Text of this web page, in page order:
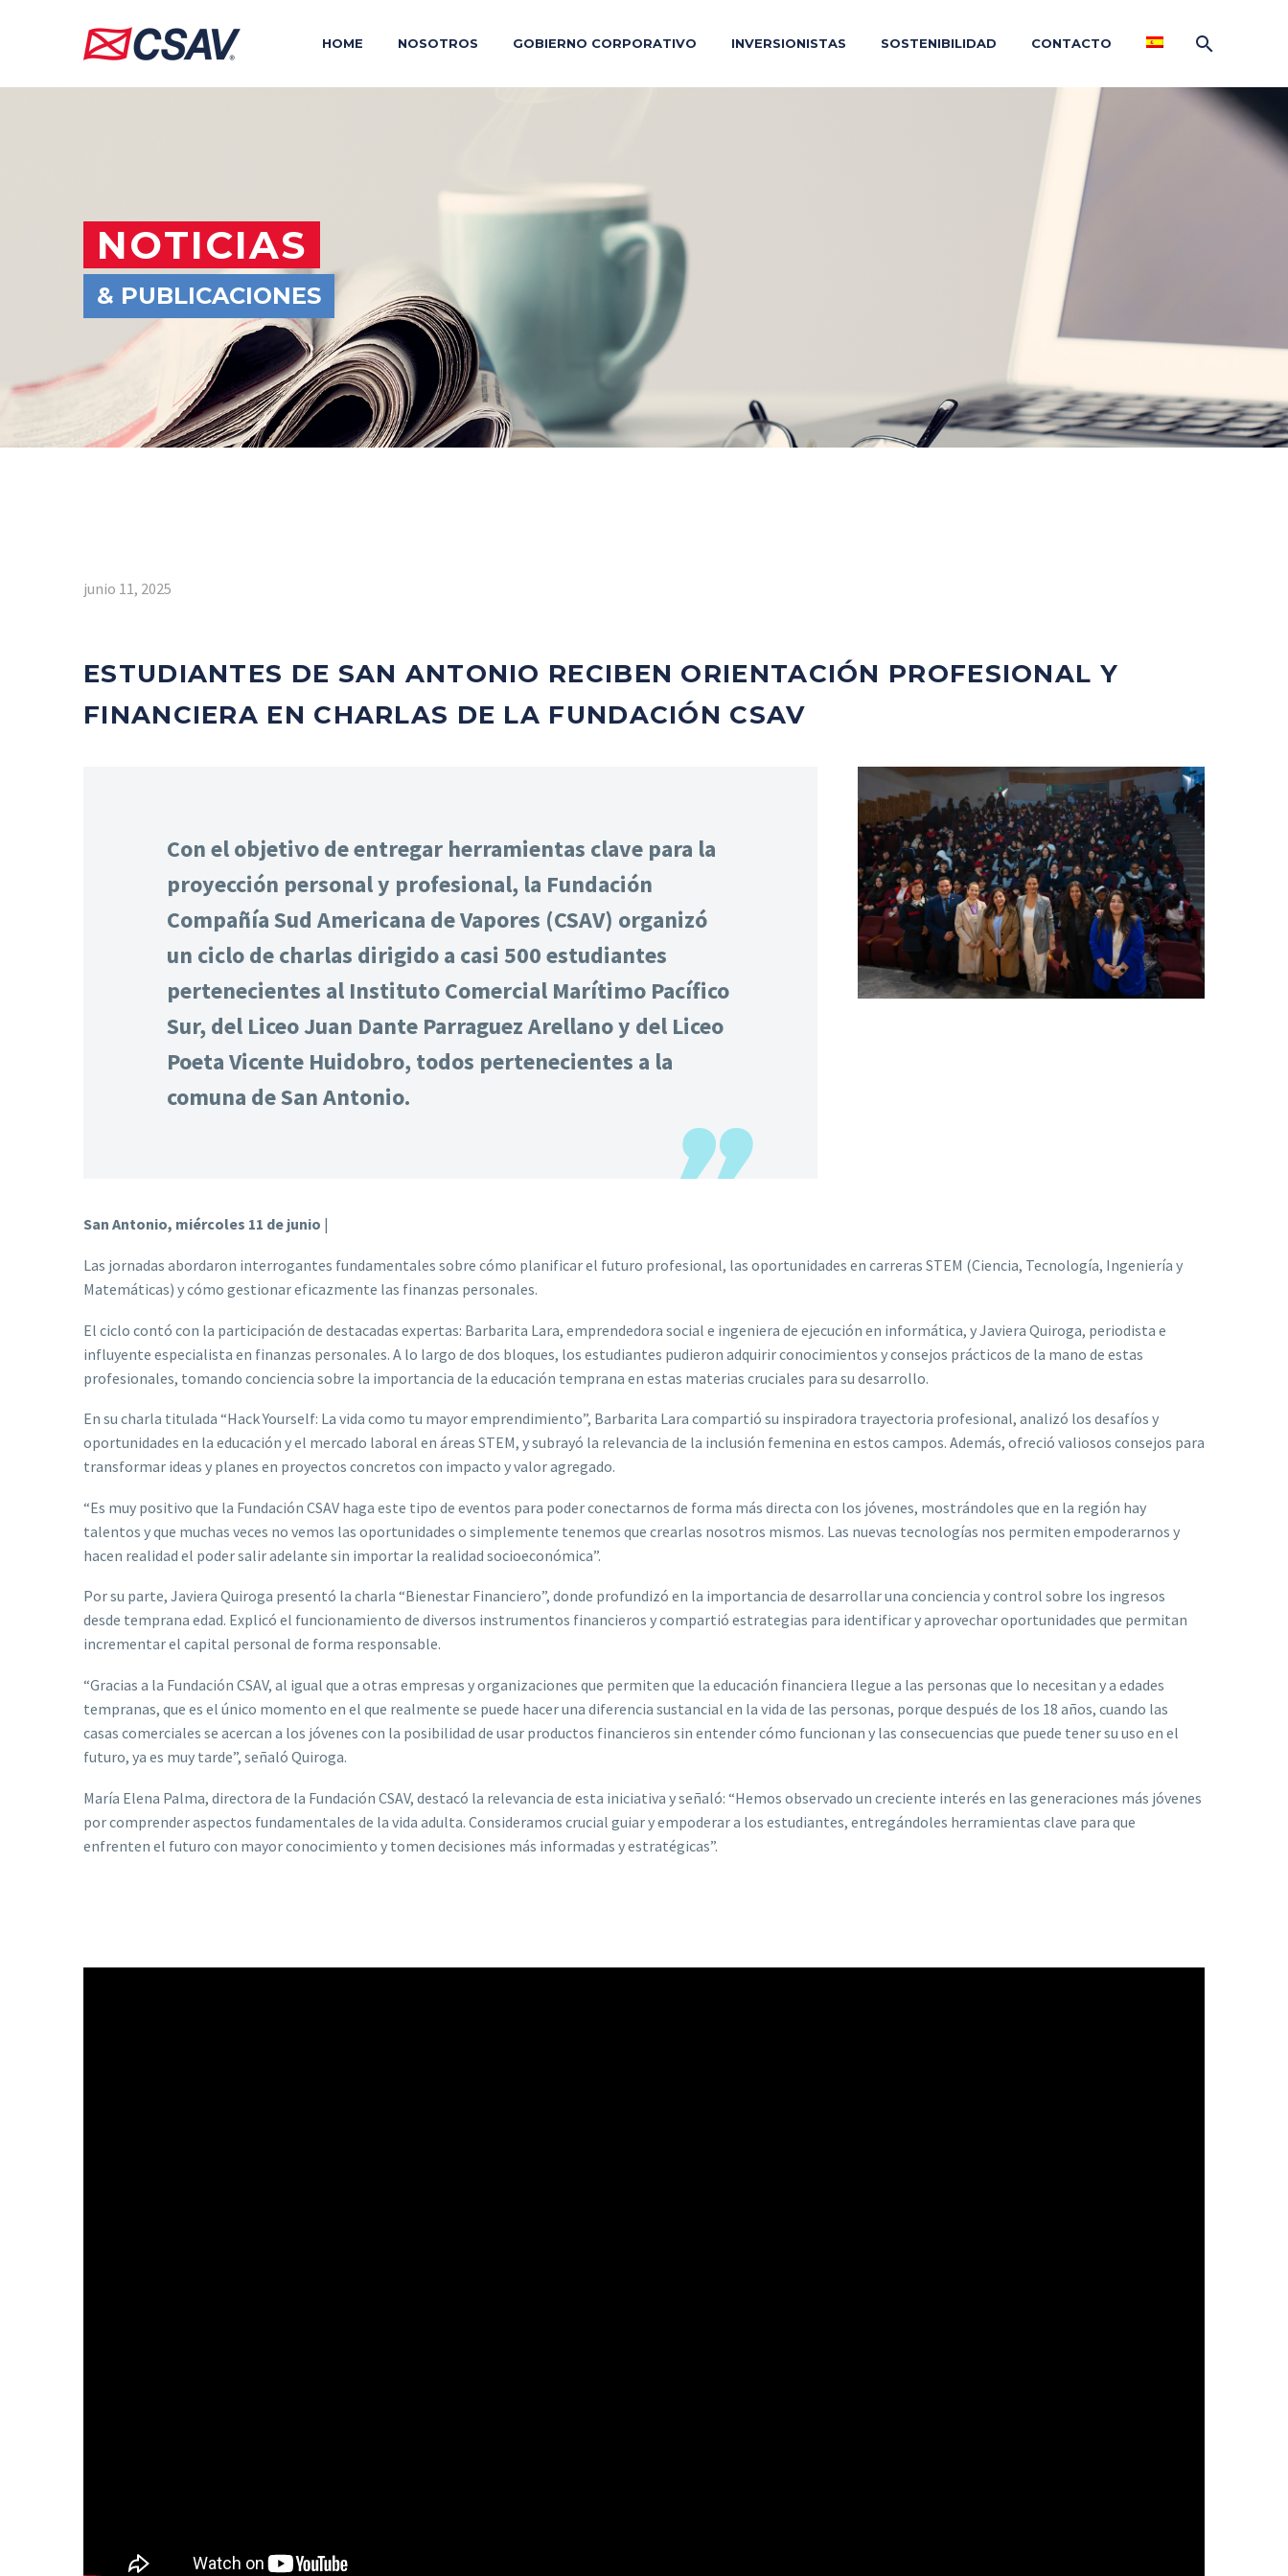
HOME NOSOTROS GOBIERNO CORPORATIVO INVERSIONISTAS SOSTENIBILIDAD CONTACTO
NOTICIAS
& PUBLICACIONES
junio 11, 2025
ESTUDIANTES DE SAN ANTONIO RECIBEN ORIENTACIÓN PROFESIONAL Y
FINANCIERA EN CHARLAS DE LA FUNDACIÓN CSAV
Con el objetivo de entregar herramientas clave para la
proyección personal y profesional, la Fundación
Compañía Sud Americana de Vapores (CSAV) organizó
un ciclo de charlas dirigido a casi 500 estudiantes
pertenecientes al Instituto Comercial Marítimo Pacífico
Sur, del Liceo Juan Dante Parraguez Arellano y del Liceo
Poeta Vicente Huidobro, todos pertenecientes a la
comuna de San Antonio.
San Antonio, miércoles 11 de junio |
Las jornadas abordaron interrogantes fundamentales sobre cómo planificar el futuro profesional, las oportunidades en carreras STEM (Ciencia, Tecnología, Ingeniería y
Matemáticas) y cómo gestionar eficazmente las finanzas personales.
El ciclo contó con la participación de destacadas expertas: Barbarita Lara, emprendedora social e ingeniera de ejecución en informática, y Javiera Quiroga, periodista e
influyente especialista en finanzas personales. A lo largo de dos bloques, los estudiantes pudieron adquirir conocimientos y consejos prácticos de la mano de estas
profesionales, tomando conciencia sobre la importancia de la educación temprana en estas materias cruciales para su desarrollo.
En su charla titulada “Hack Yourself: La vida como tu mayor emprendimiento”, Barbarita Lara compartió su inspiradora trayectoria profesional, analizó los desafíos y
oportunidades en la educación y el mercado laboral en áreas STEM, y subrayó la relevancia de la inclusión femenina en estos campos. Además, ofreció valiosos consejos para
transformar ideas y planes en proyectos concretos con impacto y valor agregado.
“Es muy positivo que la Fundación CSAV haga este tipo de eventos para poder conectarnos de forma más directa con los jóvenes, mostrándoles que en la región hay
talentos y que muchas veces no vemos las oportunidades o simplemente tenemos que crearlas nosotros mismos. Las nuevas tecnologías nos permiten empoderarnos y
hacen realidad el poder salir adelante sin importar la realidad socioeconómica”.
Por su parte, Javiera Quiroga presentó la charla “Bienestar Financiero”, donde profundizó en la importancia de desarrollar una conciencia y control sobre los ingresos
desde temprana edad. Explicó el funcionamiento de diversos instrumentos financieros y compartió estrategias para identificar y aprovechar oportunidades que permitan
incrementar el capital personal de forma responsable.
“Gracias a la Fundación CSAV, al igual que a otras empresas y organizaciones que permiten que la educación financiera llegue a las personas que lo necesitan y a edades
tempranas, que es el único momento en el que realmente se puede hacer una diferencia sustancial en la vida de las personas, porque después de los 18 años, cuando las
casas comerciales se acercan a los jóvenes con la posibilidad de usar productos financieros sin entender cómo funcionan y las consecuencias que puede tener su uso en el
futuro, ya es muy tarde”, señaló Quiroga.
María Elena Palma, directora de la Fundación CSAV, destacó la relevancia de esta iniciativa y señaló: “Hemos observado un creciente interés en las generaciones más jóvenes
por comprender aspectos fundamentales de la vida adulta. Consideramos crucial guiar y empoderar a los estudiantes, entregándoles herramientas clave para que
enfrenten el futuro con mayor conocimiento y tomen decisiones más informadas y estratégicas”.